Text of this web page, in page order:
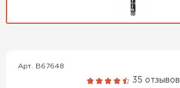
Арт. B67648
35 отзывов
ПЕРЕЙТИ